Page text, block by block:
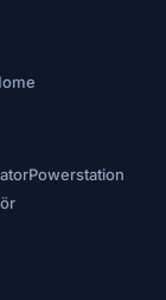
Powerstation